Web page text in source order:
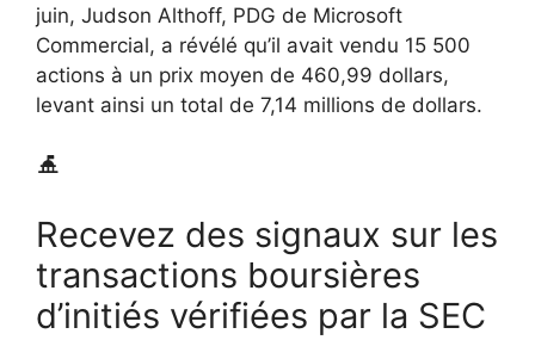
juin, Judson Althoff, PDG de Microsoft
Commercial, a révélé qu’il avait vendu 15 500
actions à un prix moyen de 460,99 dollars,
levant ainsi un total de 7,14 millions de dollars.
Recevez des signaux sur les
transactions boursières
d’initiés vérifiées par la SEC